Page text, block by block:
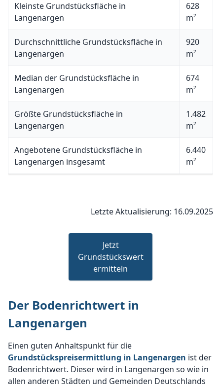
Kleinste Grundstücksfläche in
Langenargen
628
m²
Durchschnittliche Grundstücksfläche in
Langenargen
920
m²
Median der Grundstücksfläche in
Langenargen
674
m²
Größte Grundstücksfläche in
Langenargen
1.482
m²
Angebotene Grundstücksfläche in
Langenargen insgesamt
6.440
m²
Letzte Aktualisierung: 16.09.2025
Jetzt
Grundstückswert
ermitteln
Der Bodenrichtwert in
Langenargen
Einen guten Anhaltspunkt für die
Grundstückspreisermittlung in Langenargen ist der
Bodenrichtwert. Dieser wird in Langenargen so wie in
allen anderen Städten und Gemeinden Deutschlands